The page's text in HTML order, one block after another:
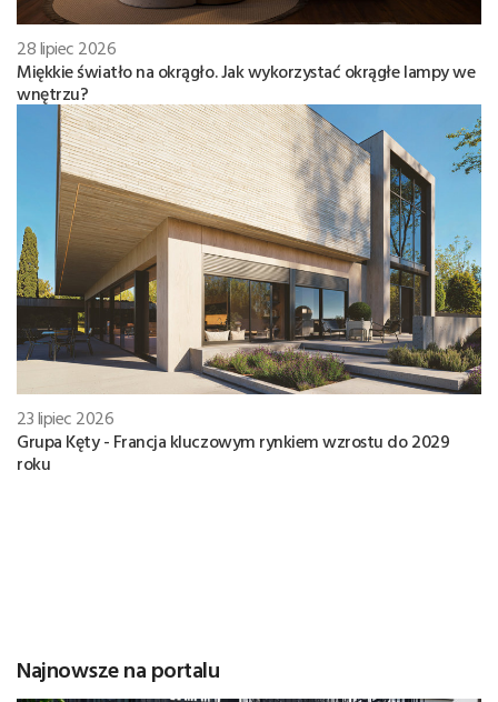
28 lipiec 2026
Miękkie światło na okrągło. Jak wykorzystać okrągłe lampy we
wnętrzu?
23 lipiec 2026
Grupa Kęty - Francja kluczowym rynkiem wzrostu do 2029
roku
Najnowsze na portalu